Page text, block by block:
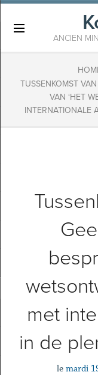
ANCIEN
TUSSENKOMST
VAN ‘HET
INTERNATIONALE
met
in de
le mardi